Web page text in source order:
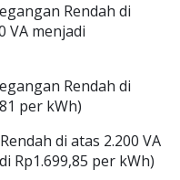
Rendah di
VA menjadi
Rendah di
per kWh)
di atas 2.200 VA
Rp1.699,85 per kWh)